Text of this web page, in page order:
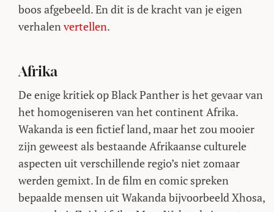
boos afgebeeld. En dit is de kracht van je eigen
verhalenvertellen.
Afrika
De enige kritiek op Black Panther is het gevaar van
het homogeniseren van het continent Afrika.
Wakanda is een fictief land, maar het zou mooier
zijn geweest als bestaande Afrikaanse culturele
aspecten uit verschillende regio’s niet zomaar
werden gemixt. In de film en comic spreken
bepaalde mensen uit Wakanda bijvoorbeeld Xhosa,